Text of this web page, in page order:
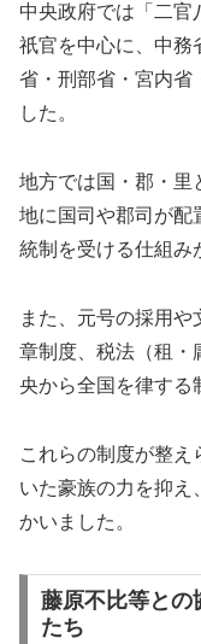
中央政府では「二官
祇官を中心に、中務
省・刑部省・宮内省
した。
地方では国・郡・里
地に国司や郡司が配
統制を受ける仕組み
また、元号の採用
章制度、税法（租・
央から全国を律する
これらの制度が整え
いた豪族の力を抑え
かいました。
藤原不比等との
たち